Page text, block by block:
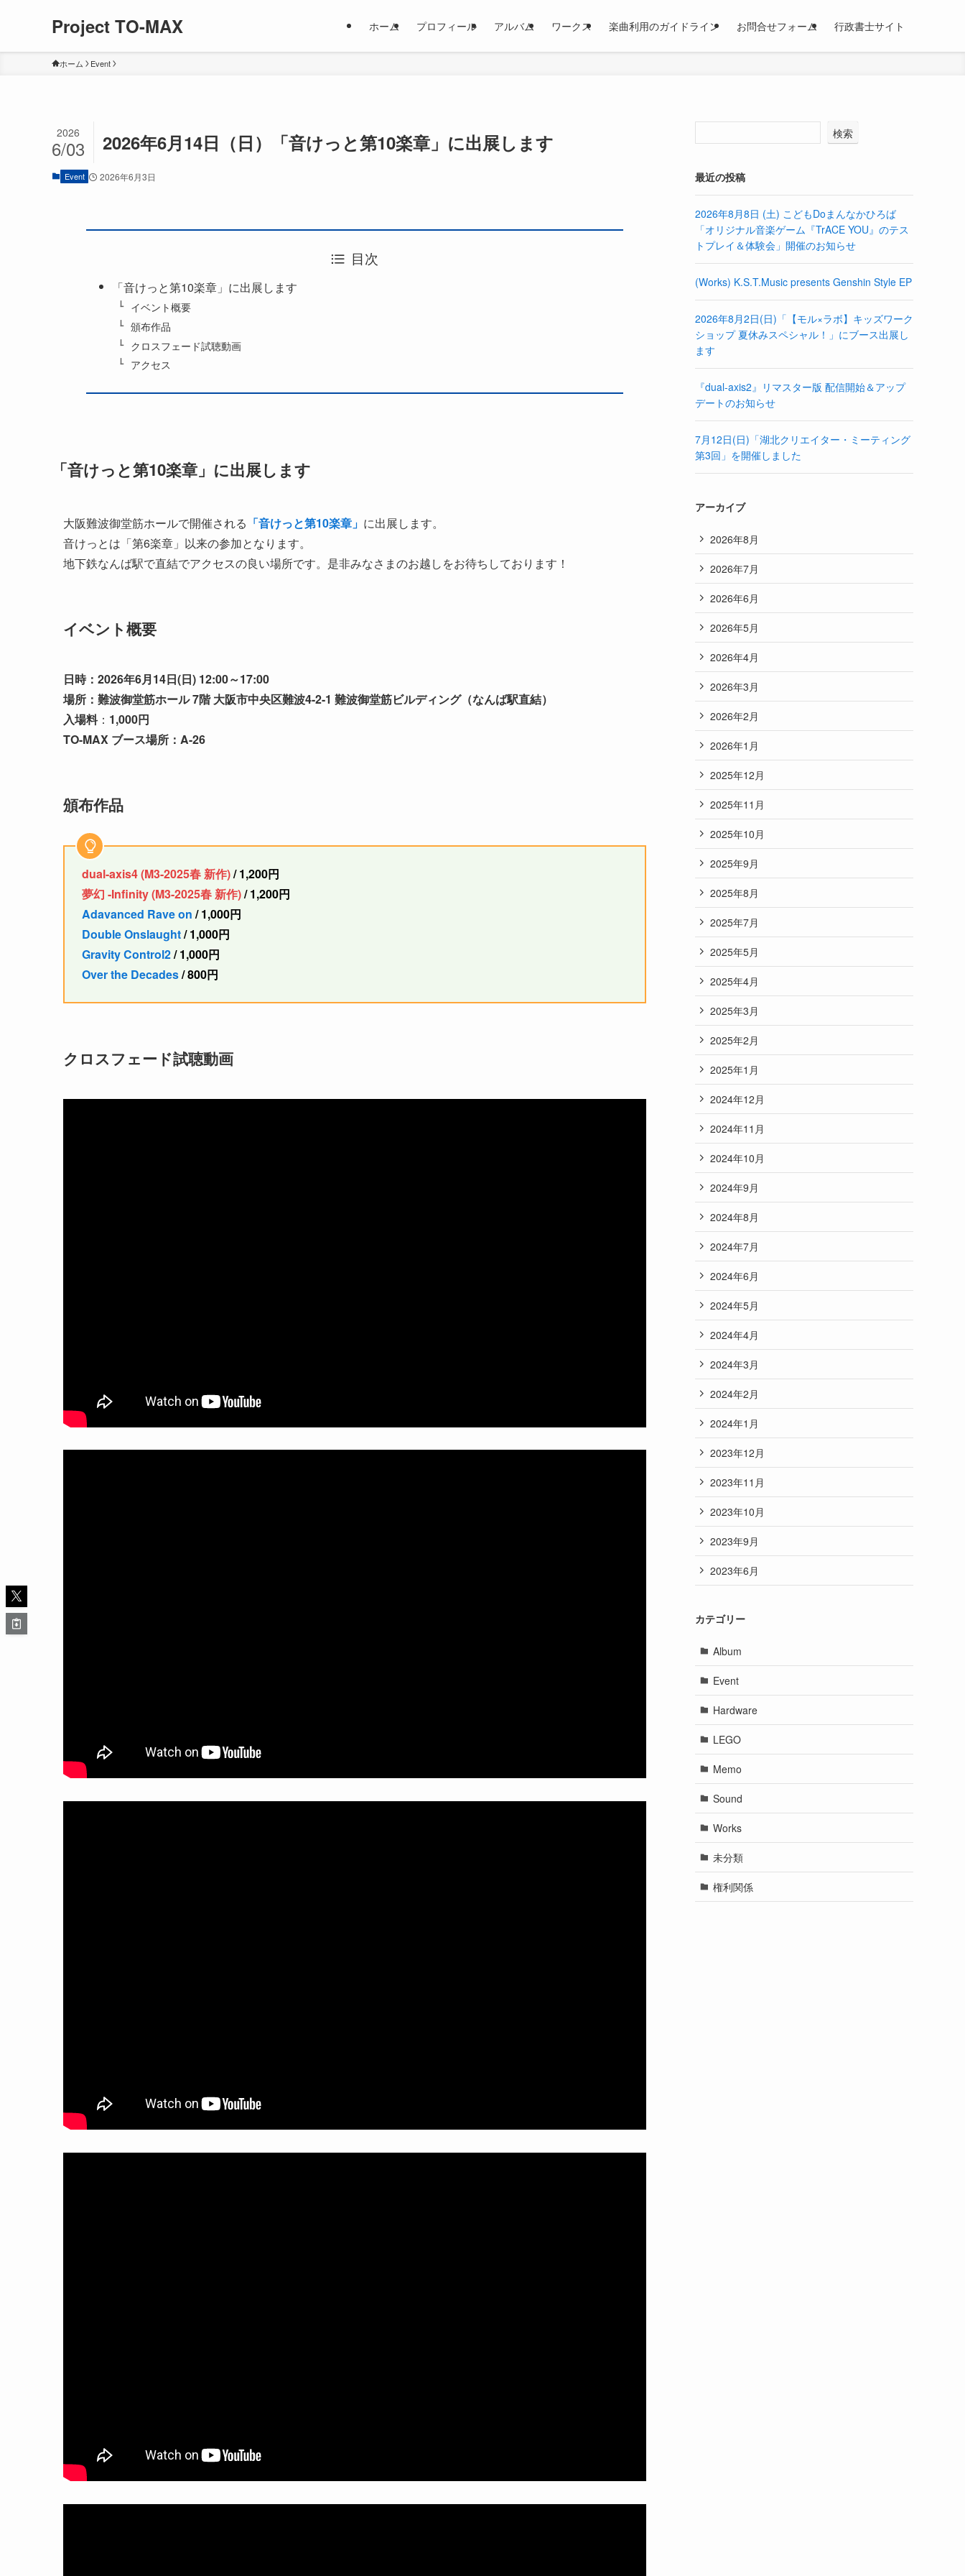
Project TO-MAX ホーム プロフィール アルバム ワークス 楽曲利用のガイドライン お問合せフォーム 行政書士サイト
ホーム Event
2026年6月14日（日）「音けっと第10楽章」に出展します
2026
6/03
Event 2026年6月3日
目次
「音けっと第10楽章」に出展します
イベント概要
頒布作品
クロスフェード試聴動画
アクセス
「音けっと第10楽章」に出展します
大阪難波御堂筋ホールで開催される 「音けっと第10楽章」 に出展します。
音けっとは「第6楽章」以来の参加となります。
地下鉄なんば駅で直結でアクセスの良い場所です。是非みなさまのお越しをお待ちしております！
イベント概要
日時：2026年6月14日(日) 12:00～17:00
場所 ：難波御堂筋ホール 7階 大阪市中央区難波4-2-1 難波御堂筋ビルディング（なんば駅直結）
入場料： 1,000円
TO-MAX ブース場所：A-26
頒布作品
dual-axis4 (M3-2025春 新作)/ 1,200円
夢幻 -Infinity (M3-2025春 新作)/ 1,200円
Adavanced Rave on / 1,000円
Double Onslaught/ 1,000円
Gravity Control2/ 1,000円
Over the Decades/ 800円
クロスフェード試聴動画
検索
最近の投稿
2026年8月8日 (土) こどもDoまんなかひろば
「オリジナル音楽ゲーム『TrACE YOU』のテス
トプレイ＆体験会」開催のお知らせ
(Works) K.S.T.Music presents Genshin Style EP
2026年8月2日(日)「【モル×ラボ】キッズワーク
ショップ 夏休みスペシャル！」にブース出展し
ます
『dual-axis2』リマスター版 配信開始＆アップ
デートのお知らせ
7月12日(日)「湖北クリエイター・ミーティング
第3回」を開催しました
アーカイブ
2026年8月
2026年7月
2026年6月
2026年5月
2026年4月
2026年3月
2026年2月
2026年1月
2025年12月
2025年11月
2025年10月
2025年9月
2025年8月
2025年7月
2025年5月
2025年4月
2025年3月
2025年2月
2025年1月
2024年12月
2024年11月
2024年10月
2024年9月
2024年8月
2024年7月
2024年6月
2024年5月
2024年4月
2024年3月
2024年2月
2024年1月
2023年12月
2023年11月
2023年10月
2023年9月
2023年6月
カテゴリー
Album
Event
Hardware
LEGO
Memo
Sound
Works
未分類
権利関係